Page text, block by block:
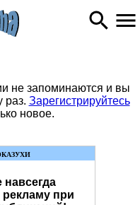
не запоминаются и вы
раз. Зарегистрируйтесь
новое.
при